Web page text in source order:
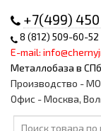
+7(499) 450
8 (812) 509-60-52
E-mail:
Металлобаза в
Производство -
Офис - Москва,